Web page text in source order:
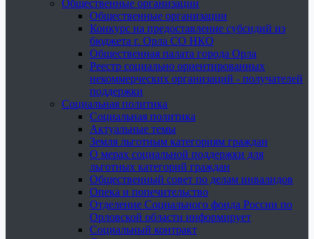
Общественные организации
Общественные организации
Конкурс на предоставление субсидий из
бюджета г. Орла СО НКО
Общественная палата города Орла
Реестр социально ориентированных
некоммерческих организаций - получателей
поддержки
Социальная политика
Социальная политика
Актуальные темы
Земля льготным категориям граждан
О мерах социальной поддержки для
льготных категорий граждан
Общественный совет по делам инвалидов
Опека и попечительство
Отделение Социального фонда России по
Орловской области информирует
Социальный контракт